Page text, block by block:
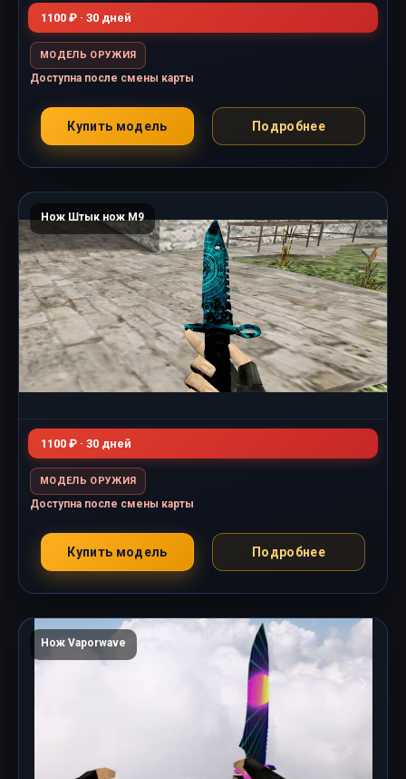
1100 ₽ · 30 дней
МОДЕЛЬ ОРУЖИЯ
Доступна после смены карты
Купить модель Подробнее
Нож Штык нож M9
1100 ₽ · 30 дней
МОДЕЛЬ ОРУЖИЯ
Доступна после смены карты
Купить модель Подробнее
Нож Vaporwave